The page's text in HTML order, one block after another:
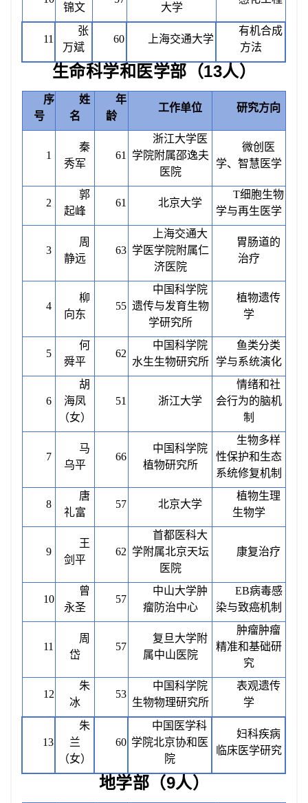
锦文 大学
11
张
万斌
60 上海交通大学
有机合成
方法
生命科学和医学部（13人）
序
号
姓
名
年
龄
工作单位 研究方向
1
秦
秀军
61
浙江大学医
学院附属邵逸夫
医院
微创医
学、智慧医学
2
郭
起峰
61 北京大学
T细胞生物
学与再生医学
3
周
静远
63
上海交通大
学医学院附属仁
济医院
胃肠道的
治疗
4
柳
向东
55
中国科学院
遗传与发育生物
学研究所
植物遗传
学
5
何
舜平
62
中国科学院
水生生物研究所
鱼类分类
学与系统演化
6
胡
海凤
（女）
51 浙江大学
情绪和社
会行为的脑机
制
7
马
乌平
66
中国科学院
植物研究所
生物多样
性保护和生态
系统修复机制
8
唐
礼富
57 北京大学
植物生理
生物学
9
王
剑平
62
首都医科大
学附属北京天坛
医院
康复治疗
10
曾
永圣
57
中山大学肿
瘤防治中心
EB病毒感
染与致癌机制
11
周
岱
57
复旦大学附
属中山医院
肿瘤肿瘤
精准和基础研
究
12
朱
冰
53
中国科学院
生物物理研究所
表观遗传
学
13
朱
兰
（女）
60
中国医学科
学院北京协和医
院
妇科疾病
临床医学研究
地学部（9人）